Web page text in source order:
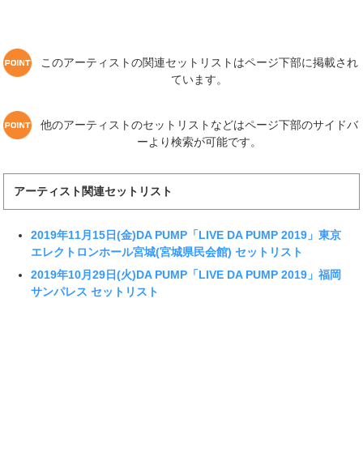
このアーティストの関連セットリストはページ下部に掲載され
ています。
他のアーティストのセットリストなどはページ下部のサイドバ
ーより検索が可能です。
アーティスト関連セットリスト
2019年11月15日(金)DA PUMP「LIVE DA PUMP 2019」東京
エレクトロンホール宮城(宮城県民会館) セットリスト
2019年10月29日(火)DA PUMP「LIVE DA PUMP 2019」福岡
サンパレス セットリスト